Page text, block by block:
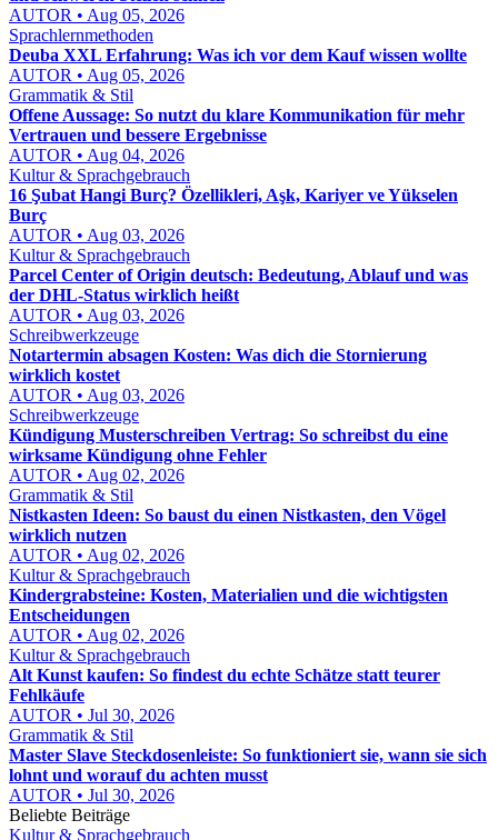
AUTOR • Aug 05, 2026
Sprachlernmethoden
Deuba XXL Erfahrung: Was ich vor dem Kauf wissen wollte
AUTOR • Aug 05, 2026
Grammatik & Stil
Offene Aussage: So nutzt du klare Kommunikation für mehr
Vertrauen und bessere Ergebnisse
AUTOR • Aug 04, 2026
Kultur & Sprachgebrauch
16 Şubat Hangi Burç? Özellikleri, Aşk, Kariyer ve Yükselen
Burç
AUTOR • Aug 03, 2026
Kultur & Sprachgebrauch
Parcel Center of Origin deutsch: Bedeutung, Ablauf und was
der DHL-Status wirklich heißt
AUTOR • Aug 03, 2026
Schreibwerkzeuge
Notartermin absagen Kosten: Was dich die Stornierung
wirklich kostet
AUTOR • Aug 03, 2026
Schreibwerkzeuge
Kündigung Musterschreiben Vertrag: So schreibst du eine
wirksame Kündigung ohne Fehler
AUTOR • Aug 02, 2026
Grammatik & Stil
Nistkasten Ideen: So baust du einen Nistkasten, den Vögel
wirklich nutzen
AUTOR • Aug 02, 2026
Kultur & Sprachgebrauch
Kindergrabsteine: Kosten, Materialien und die wichtigsten
Entscheidungen
AUTOR • Aug 02, 2026
Kultur & Sprachgebrauch
Alt Kunst kaufen: So findest du echte Schätze statt teurer
Fehlkäufe
AUTOR • Jul 30, 2026
Grammatik & Stil
Master Slave Steckdosenleiste: So funktioniert sie, wann sie sich
lohnt und worauf du achten musst
AUTOR • Jul 30, 2026
Beliebte Beiträge
Kultur & Sprachgebrauch